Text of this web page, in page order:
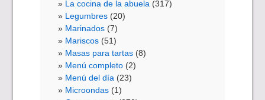
La cocina de la abuela (317)
Legumbres (20)
Marinados (7)
Mariscos (51)
Masas para tartas (8)
Menú completo (2)
Menú del día (23)
Microondas (1)